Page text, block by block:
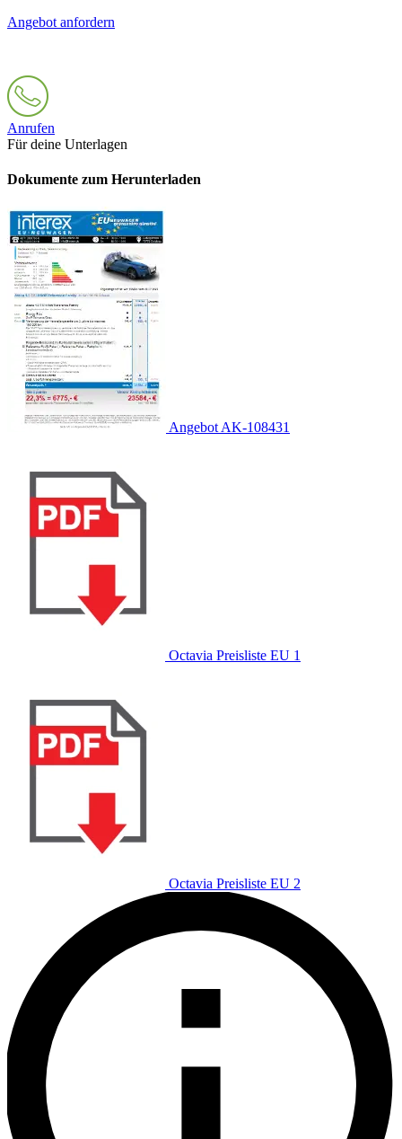
Angebot anfordern
Anrufen
Für deine Unterlagen
Dokumente zum Herunterladen
Angebot AK-108431
Octavia Preisliste EU 1
Octavia Preisliste EU 2